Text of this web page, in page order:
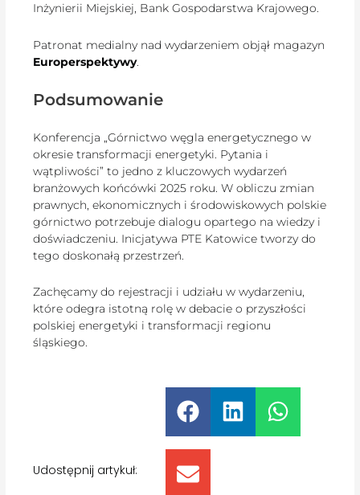
Inżynierii Miejskiej, Bank Gospodarstwa Krajowego.
Patronat medialny nad wydarzeniem objął magazyn
Europerspektywy.
Podsumowanie
Konferencja „Górnictwo węgla energetycznego w
okresie transformacji energetyki. Pytania i
wątpliwości” to jedno z kluczowych wydarzeń
branżowych końcówki 2025 roku. W obliczu zmian
prawnych, ekonomicznych i środowiskowych polskie
górnictwo potrzebuje dialogu opartego na wiedzy i
doświadczeniu. Inicjatywa PTE Katowice tworzy do
tego doskonałą przestrzeń.
Zachęcamy do rejestracji i udziału w wydarzeniu,
które odegra istotną rolę w debacie o przyszłości
polskiej energetyki i transformacji regionu
śląskiego.
Udostępnij artykuł: